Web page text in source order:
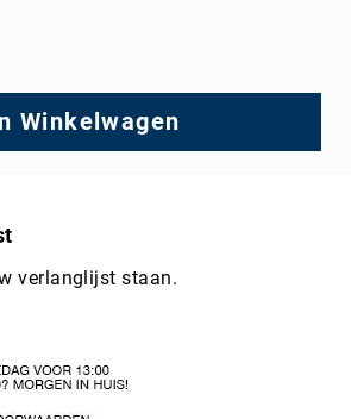
Winkelwagen
verlanglijst staan.